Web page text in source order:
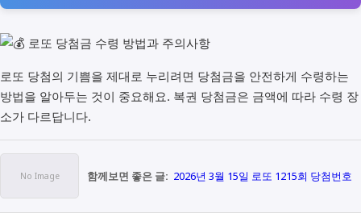
로또 당첨의 기쁨을 제대로 누리려면 당첨금을 안전하게 수령하는
방법을 알아두는 것이 중요해요. 복권 당첨금은 금액에 따라 수령 장
소가 다르답니다.
함께보면 좋은 글: 2026년 3월 15일 로또 1215회 당첨번호